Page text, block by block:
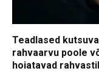
Teadlased
rahvaarvu poole
hoiatavad